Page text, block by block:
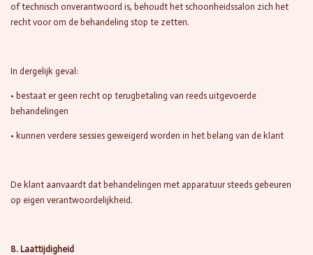
of technisch onverantwoord is, behoudt het schoonheidssalon zich het
recht voor om de behandeling stop te zetten.
In dergelijk geval:
• bestaat er geen recht op terugbetaling van reeds uitgevoerde
behandelingen
• kunnen verdere sessies geweigerd worden in het belang van de klant
De klant aanvaardt dat behandelingen met apparatuur steeds gebeuren
op eigen verantwoordelijkheid.
8. Laattijdigheid